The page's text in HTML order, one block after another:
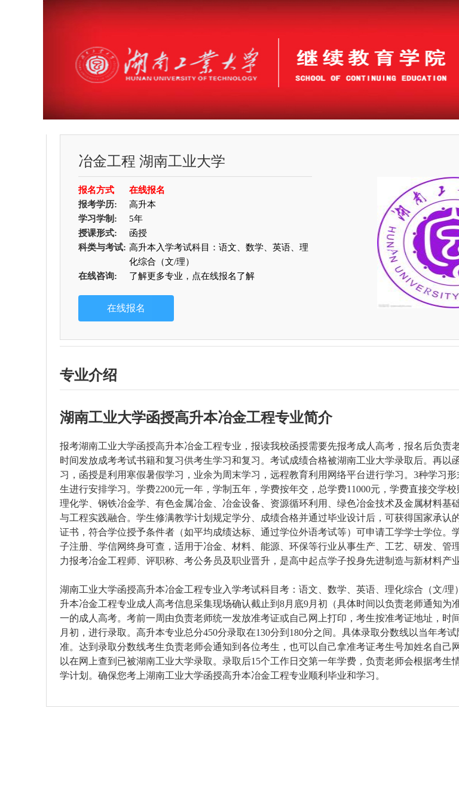
冶金工程湖南工业大学
报名方式
在线报名
报考学历:
高升本
学习学制:
5年
授课形式:
函授
科类与考试: 高升本入学考试科目：语文、数学、英语、理
化综合（文/理）
在线咨询:
了解更多专业，点在线报名了解
专业介绍
湖南工业大学函授高升本冶金工程专业简介
报考湖南工业大学函授高升本冶金工程专业，报读我校函授需要先报考成人高考，报名后负责
时间发放成考考试书籍和复习供考生学习和复习。考试成绩合格被湖南工业大学录取后。再以
习，函授是利用寒假暑假学习，业余为周末学习，远程教育利用网络平台进行学习。3种学习
生进行安排学习。学费2200元一年，学制五年，学费按年交，总学费11000元，学费直接交学
理化学、钢铁冶金学、有色金属冶金、冶金设备、资源循环利用、绿色冶金技术及金属材料基
与工程实践融合。学生修满教学计划规定学分、成绩合格并通过毕业设计后，可获得国家承认
证书 ，符合学位授予条件者（如平均成绩达标、通过学位外语考试等）可申请工学学士学位。
子注册、学信网终身可查，适用于冶金、材料、能源、环保等行业从事生产、工艺、研发、管
力报考冶金工程师、评职称、考公务员及职业晋升，是高中起点学子投身先进制造与新材料产
湖南工业大学函授高升本冶金工程专业入学考试科目考：语文、数学、英语、理化综合（文/理
升本冶金工程专业成人高考信息采集现场确认截止到8月底9月初（具体时间以负责老师通知为
一的成人高考。考前一周由负责老师统一发放准考证或自己网上打印，考生按准考证地址，时
月初，进行录取。高升本专业总分450分录取在130分到180分之间。具体录取分数线以当年考
准。达到录取分数线考生负责老师会通知到各位考生，也可以自己拿准考证考生号加姓名自己
以在网上查到已被湖南工业大学录取。录取后15个工作日交第一年学费，负责老师会根据考生
学计划。确保您考上湖南工业大学函授高升本冶金工程专业顺利毕业和学习。